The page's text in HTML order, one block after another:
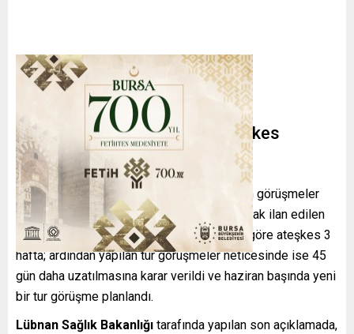
İsrail ve Lübnan Arasında Ateşkes
Gelişmeleri
ABD yönetiminin arabuluculuğuyla yürütülen görüşmeler
sonucunda, daha önce 10 günlük geçici olarak ilan edilen
ateşkesin uzatıldığı açıklandı. İlk duyuruya göre ateşkes 3
hafta; ardından yapılan tur görüşmeler neticesinde ise 45
gün daha uzatılmasına karar verildi ve haziran başında yeni
bir tur görüşme planlandı.
Lübnan Sağlık Bakanlığı tarafında yapılan son açıklamada,